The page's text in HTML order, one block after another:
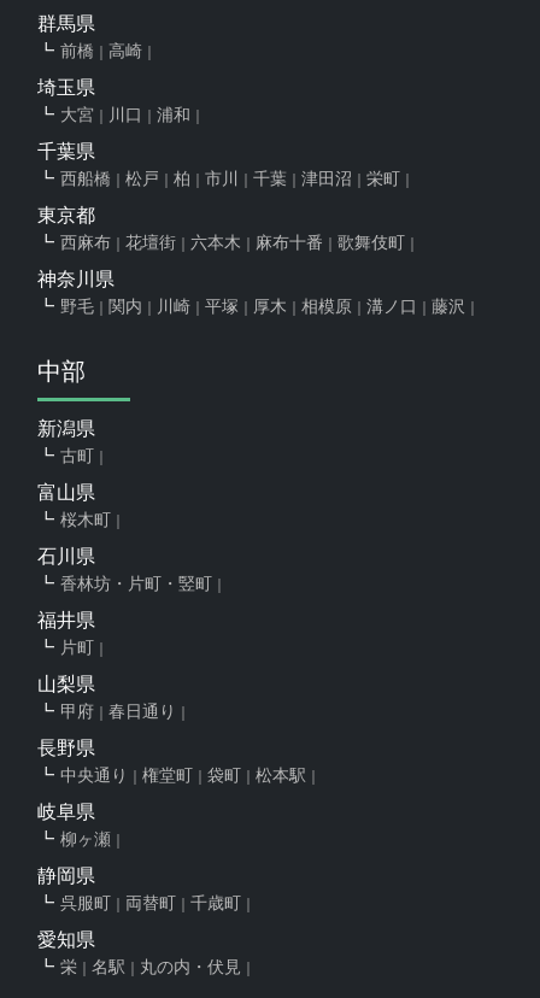
群馬県
前橋 高崎
埼玉県
大宮 川口 浦和
千葉県
西船橋 松戸 柏 市川 千葉 津田沼 栄町
東京都
西麻布 花壇街 六本木 麻布十番 歌舞伎町
神奈川県
野毛 関内 川崎 平塚 厚木 相模原 溝ノ口 藤沢
中部
新潟県
古町
富山県
桜木町
石川県
香林坊・片町・竪町
福井県
片町
山梨県
甲府 春日通り
長野県
中央通り 権堂町 袋町 松本駅
岐阜県
柳ヶ瀬
静岡県
呉服町 両替町 千歳町
愛知県
栄 名駅 丸の内・伏見